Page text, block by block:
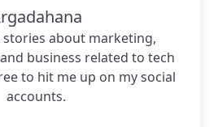
stories about marketing,
business related to tech
to hit me up on my social
accounts.